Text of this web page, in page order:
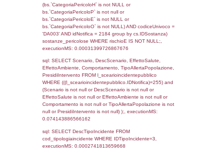
(f_territori_limitrofi.IDTipoTerritorio =
cod_territori_tipologia.IDTerritorioTP)
(((f_territori_limitrofi.IDNotifica)=255) AND
((f_territori_limitrofi.IDTipoTerritorio)=7)),
0.068939924240112
sql: SELECT f_territori_limitrofi.Distanza,
f_territori_limitrofi.Direzione,
f_territori_limitrofi.Denominazione,
rofi.DescAltro FROM f_territori_limitrofi
(f_territori_limitrofi.IDTipologiaTerritorio =
cod_territori_tipologia.IDTipologiaTerritorio)